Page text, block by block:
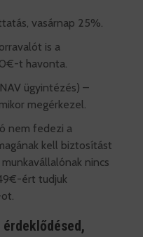
vasárnap 25%.
is a
t havonta.
ügyintézés) –
megérkezel.
nem fedezi a
kell biztosítást
nincs
ért tudjuk